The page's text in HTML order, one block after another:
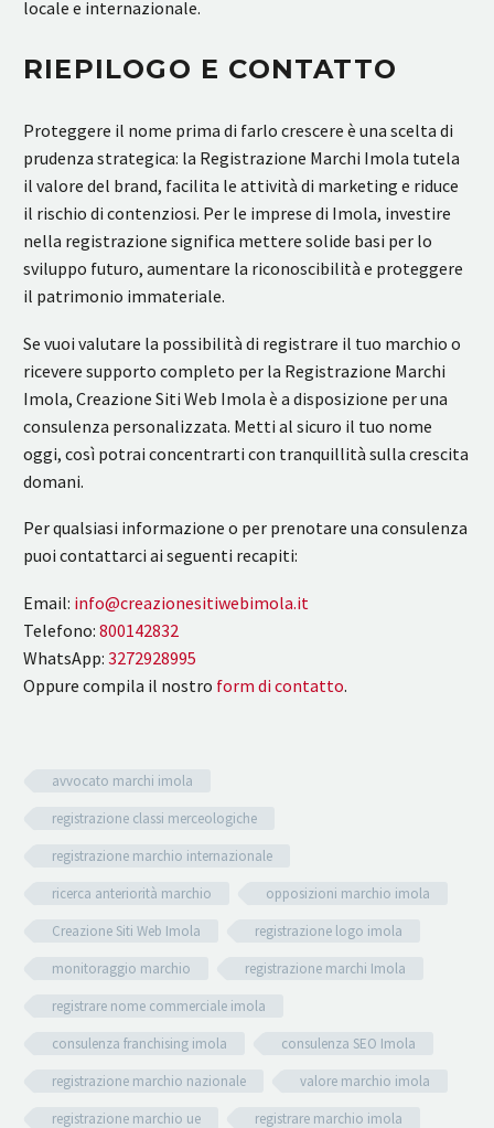
locale e internazionale.
RIEPILOGO E CONTATTO
Proteggere il nome prima di farlo crescere è una scelta di
prudenza strategica: la Registrazione Marchi Imola tutela
il valore del brand, facilita le attività di marketing e riduce
il rischio di contenziosi. Per le imprese di Imola, investire
nella registrazione significa mettere solide basi per lo
sviluppo futuro, aumentare la riconoscibilità e proteggere
il patrimonio immateriale.
Se vuoi valutare la possibilità di registrare il tuo marchio o
ricevere supporto completo per la Registrazione Marchi
Imola, Creazione Siti Web Imola è a disposizione per una
consulenza personalizzata. Metti al sicuro il tuo nome
oggi, così potrai concentrarti con tranquillità sulla crescita
domani.
Per qualsiasi informazione o per prenotare una consulenza
puoi contattarci ai seguenti recapiti:
Email: info@creazionesitiwebimola.it
Telefono: 800142832
WhatsApp: 3272928995
Oppure compila il nostro form di contatto.
avvocato marchi imola
registrazione classi merceologiche
registrazione marchio internazionale
ricerca anteriorità marchio
opposizioni marchio imola
Creazione Siti Web Imola
registrazione logo imola
monitoraggio marchio
registrazione marchi Imola
registrare nome commerciale imola
consulenza franchising imola
consulenza SEO Imola
registrazione marchio nazionale
valore marchio imola
registrazione marchio ue
registrare marchio imola